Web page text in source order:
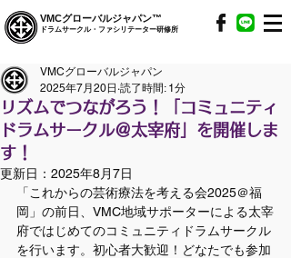
VMCグローバルジャパン™
ドラムサークル・ファシリテーター研修所
リズムでつながろう！「コミュニティ
ドラムサークル＠太宰府」を開催しま
す！
VMCグローバルジャパン
2025年7月20日 読了時間: 1分
更新日： 2025年8月7日
「これからの芸術療法を考える会2025＠福
岡」の前日、VMC地域サポーターによる太宰
府ではじめてのコミュニティドラムサークル
を行います。 初心者大歓迎！どなたでも参加